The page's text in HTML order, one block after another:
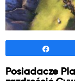
Posiadacze